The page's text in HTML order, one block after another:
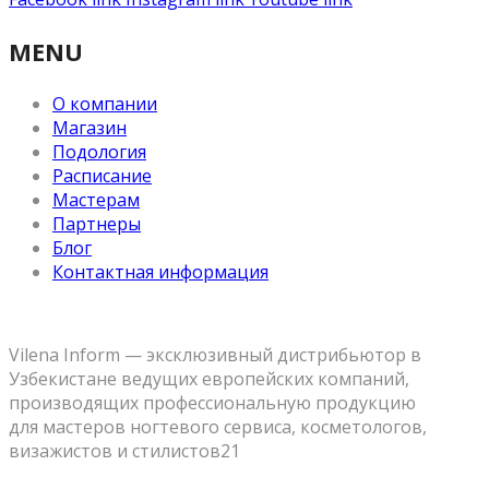
MENU
О компании
Магазин
Подология
Расписание
Мастерам
Партнеры
Блог
Контактная информация
Vilena Inform — эксклюзивный дистрибьютор в
Узбекистане ведущих европейских компаний,
производящих профессиональную продукцию
для мастеров ногтевого сервиса, косметологов,
визажистов и стилистов21